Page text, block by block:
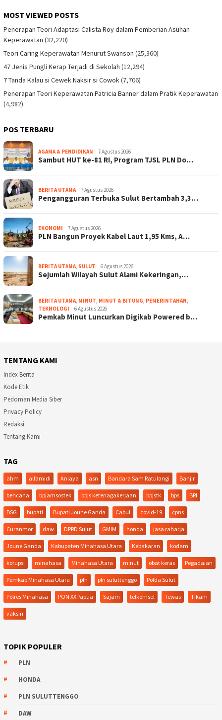
MOST VIEWED POSTS
Penerapan Teori Adaptasi Calista Roy dalam Pemberian Asuhan
Keperawatan (32,220)
Teori Caring Keperawatan Menurut Swanson (25,360)
47 Jenis Pungli Kerap Terjadi di Sekolah (12,294)
7 Tanda Kalau si Cewek Naksir si Cowok(7,706)
Penerapan Teori Keperawatan Patricia Banner dalam Pratik Keperawatan
(4,982)
POS TERBARU
AGAMA & PENDIDIKAN 7 Agustus 2026
Sambut HUT ke-81 RI, Program TJSL PLN Do…
BERITA UTAMA 7 Agustus 2026
Pengangguran Terbuka Sulut Bertambah 3,3…
EKONOMI 7 Agustus 2026
PLN Bangun Proyek Kabel Laut 1,95 Kms, A…
BERITA UTAMA, SULUT 6 Agustus 2026
Sejumlah Wilayah Sulut Alami Kekeringan,…
BERITA UTAMA, MINUT, MINUT & BITUNG, PEMERINTAHAN,
TEKNOLOGI
6 Agustus 2026
Pemkab Minut Luncurkan Digikab Powered b…
TENTANG KAMI
Index Berita
Kode Etik
Pedoman Media Siber
Privacy Policy
Redaksi
Tentang Kami
TAG
ahm alfamidi Aniaya asn Bandara Sam Ratulangi Banjir
bencana bpjamsostek bpjs ketenagakerjaan bpjstk bps BRI
BSG bupati Bupati Joune Ganda Cabul covid-19 cpns
Curanmor daw DPRD Sulut GMIM honda jasa raharja
Joune Ganda Kabupaten Minahasa Utara Kebakaran kodam
korupsi minahasa Minahasa Utara minut obat keras Pegadaian
Pemkab Minahasa Utara pln pln suluttenggo Polda Sulut
Polres Minahasa PON XX Papua Sajam telkomsel Tewas Tikam
vaksin
TOPIK POPULER
PLN
HONDA
PLN SULUTTENGGO
DAW